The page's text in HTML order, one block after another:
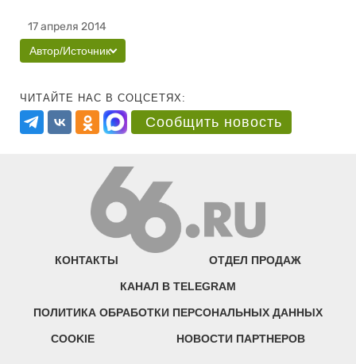
17 апреля 2014
Автор/Источник
ЧИТАЙТЕ НАС В СОЦСЕТЯХ:
Сообщить новость
КОНТАКТЫ ОТДЕЛ ПРОДАЖ
КАНАЛ В TELEGRAM
ПОЛИТИКА ОБРАБОТКИ ПЕРСОНАЛЬНЫХ ДАННЫХ
COOKIE НОВОСТИ ПАРТНЕРОВ